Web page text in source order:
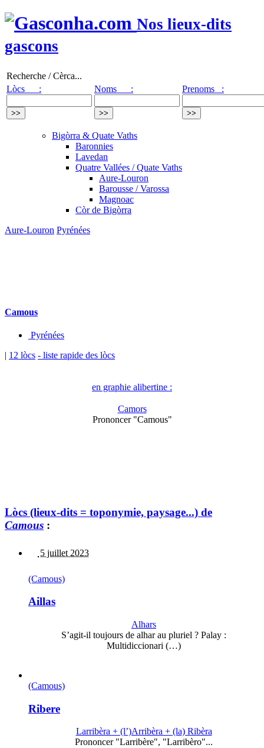
Nos lieux-dits
gascons
Recherche / Cèrca...
Lòcs :
Noms : Prenoms :
Bigòrra & Quate Vaths
Baronnies
Lavedan
Quatre Vallées / Quate Vaths
Aure-Louron
Barousse / Varossa
Magnoac
Còr de Bigòrra
Aure-Louron Pyrénées
Camous
Pyrénées
| 12 lòcs - liste rapide des lòcs
en graphie alibertine :
Camors
Prononcer "Camous"
Lòcs (lieux-dits = toponymie, paysage...) de
Camous :
5 juillet 2023
(Camous)
Aillas
Alhars
S’agit-il toujours de alhar au pluriel ? Palay :
Multidiccionari (…)
(Camous)
Ribere
Larribèra + (l’)Arribèra + (la) Ribèra
Prononcer "Larribère", "Larribèro"...